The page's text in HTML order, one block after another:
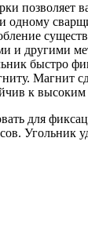
позволяет
одному
и другими
быстро
Магнит
к высоким
для
Угольник